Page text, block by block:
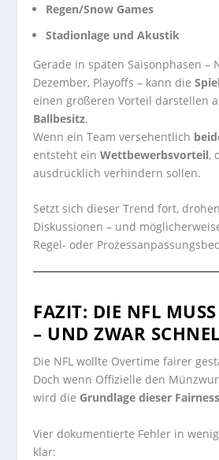
Regen/Snow Games
Stadionlage und Akustik
Gerade in späten Saisonphasen –
Dezember, Playoffs – kann die
einen größeren Vorteil darstellen
Ballbesitz.
Wenn ein Team versehentlich
entsteht einWettbewerbsvorteil,
ausdrücklich verhindern sollen.
Setzt sich dieser Trend fort,
Diskussionen – und
Regel- oder
FAZIT: DIE NFL
– UND ZWAR
Die NFL wollte Overtime fairer
Doch wenn Offizielle den
wird die Grundlage dieser Fairness
Vier dokumentierte Fehler in
klar: